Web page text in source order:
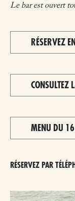
Le bar est ouvert
RÉSERVEZ
CONSULTEZ
MENU DU
RÉSERVEZ PAR